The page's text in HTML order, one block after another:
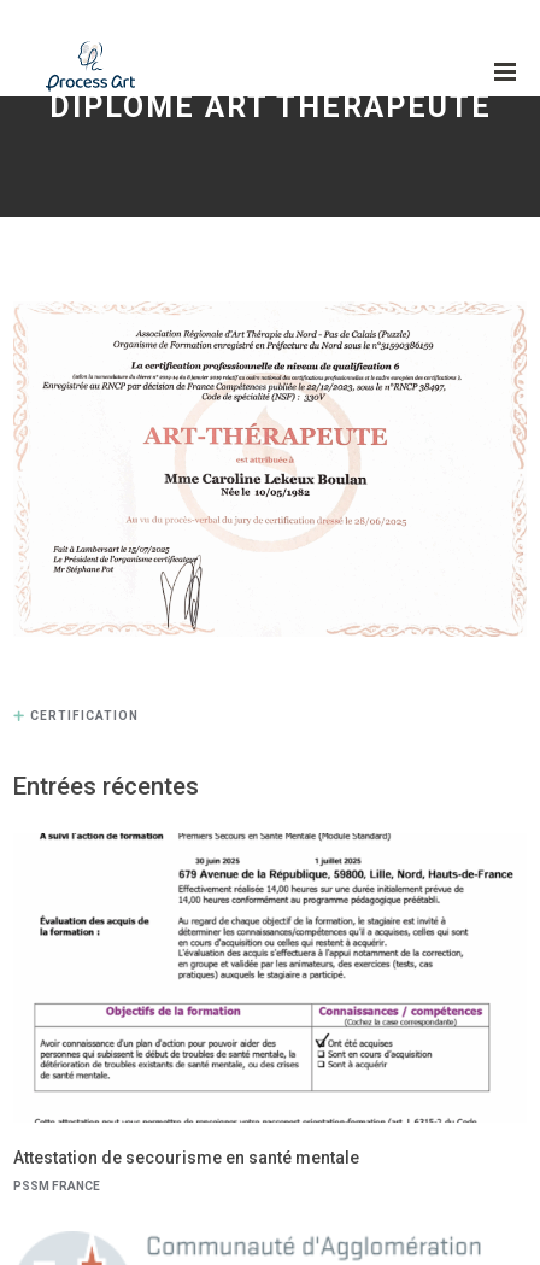
DIPLÔME ART THÉRAPEUTE
CERTIFICATION
Entrées récentes
Attestation de secourisme en santé mentale
PSSM FRANCE